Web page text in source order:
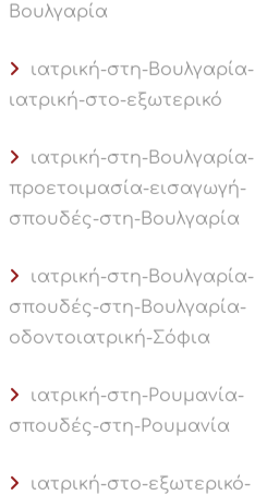
Βουλγαρία
ιατρική-στη-Βουλγαρία-
ιατρική-στο-εξωτερικό
ιατρική-στη-Βουλγαρία-
προετοιμασία-εισαγωγή-
σπουδές-στη-Βουλγαρία
ιατρική-στη-Βουλγαρία-
σπουδές-στη-Βουλγαρία-
οδοντοιατρική-Σόφια
ιατρική-στη-Ρουμανία-
σπουδές-στη-Ρουμανία
ιατρική-στο-εξωτερικό-